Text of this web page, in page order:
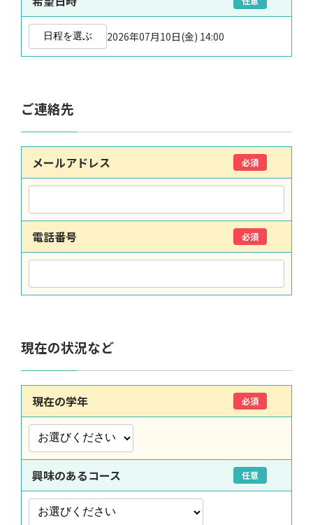
日程を選ぶ 2026年07月10日(金) 14:00
ご連絡先
メールアドレス 必須
電話番号 必須
現在の状況など
現在の学年 必須
興味のあるコース 任意